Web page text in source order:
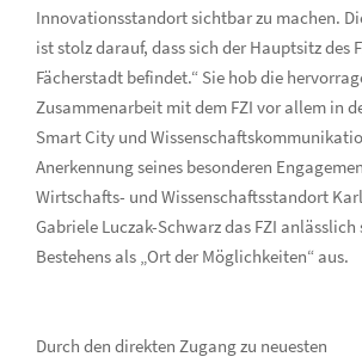
Innovationsstandort sichtbar zu machen.
ist stolz darauf, dass sich der Hauptsitz des
Fächerstadt befindet.“ Sie hob die
Zusammenarbeit mit dem FZI vor allem in
Smart City und
Anerkennung seines besonderen
Wirtschafts- und Wissenschaftsstandort
Gabriele Luczak-Schwarz das FZI
Bestehens als „Ort der Möglichkeiten“ aus.
Durch den direkten Zugang zu neuesten